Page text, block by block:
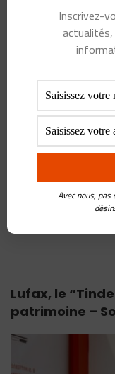
Comment Bytedance
bonjour A la fin
Lufax, le
patrimoine –
Inscrivez-
Avec nous, pas